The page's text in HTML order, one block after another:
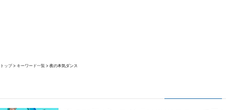
トップ キーワード一覧 夜の本気ダンス